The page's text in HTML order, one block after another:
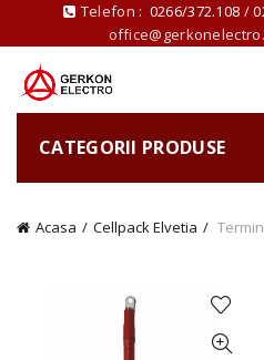
Telefon : 0266/372.108 /
CATEGORII PRODUSE
Acasa Cellpack Elvetia